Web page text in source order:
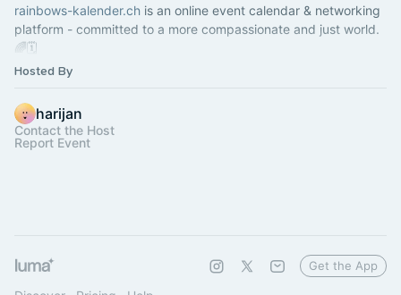
rainbows-kalender.ch is an online event calendar & networking
platform - committed to a more compassionate and just world.
🌈🗓
Check our TG-Group:
Hosted By
harijan
Contact the Host
Report Event
Get the App